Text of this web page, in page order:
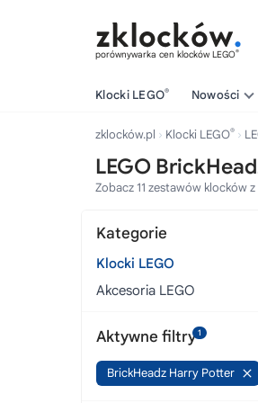
porównywarka cen klocków LEGO®
Klocki LEGO® Nowości
zklocków.pl Klocki LEGO®
LEGO
Zobacz 11 zestawów klocków z
Kategorie
Klocki LEGO
Akcesoria LEGO
Aktywne filtry1
BrickHeadz Harry Potter